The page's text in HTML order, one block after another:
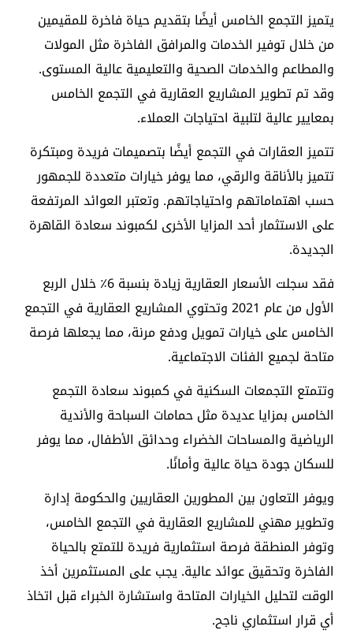
يتميز التجمع الخامس أيضًا بتقديم حياة فاخرة للمقيمين
من خلال توفير الخدمات والمرافق الفاخرة مثل المولات
والمطاعم والخدمات الصحية والتعليمية عالية المستوى.
وقد تم تطوير المشاريع العقارية في التجمع الخامس
بمعايير عالية لتلبية احتياجات العملاء.
تتميز العقارات في التجمع أيضًا بتصميمات فريدة ومبتكرة
تتميز بالأناقة والرقي، مما يوفر خيارات متعددة للجمهور
حسب اهتماماتهم واحتياجاتهم. وتعتبر العوائد المرتفعة
على الاستثمار أحد المزايا الأخرى لكمبوند سعادة القاهرة
الجديدة.
فقد سجلت الأسعار العقارية زيادة بنسبة 6٪ خلال الربع
الأول من عام 2021 وتحتوي المشاريع العقارية في التجمع
الخامس على خيارات تمويل ودفع مرنة، مما يجعلها فرصة
متاحة لجميع الفئات الاجتماعية.
وتتمتع التجمعات السكنية في كمبوند سعادة التجمع
الخامس بمزايا عديدة مثل حمامات السباحة والأندية
الرياضية والمساحات الخضراء وحدائق الأطفال، مما يوفر
للسكان جودة حياة عالية وأمانًا.
ويوفر التعاون بين المطورين العقاريين والحكومة إدارة
وتطوير مهني للمشاريع العقارية في التجمع الخامس،
وتوفر المنطقة فرصة استثمارية فريدة للتمتع بالحياة
الفاخرة وتحقيق عوائد عالية. يجب على المستثمرين أخذ
الوقت لتحليل الخيارات المتاحة واستشارة الخبراء قبل اتخاذ
أي قرار استثماري ناجح.